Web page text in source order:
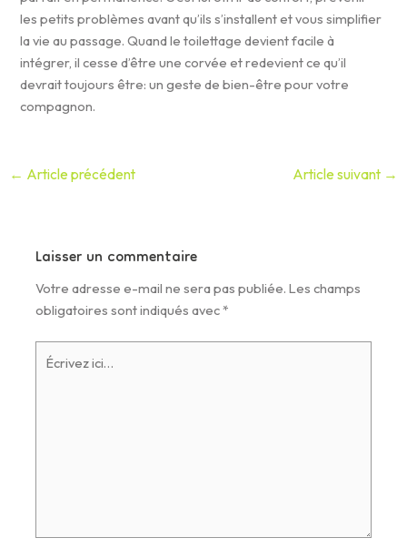
les petits problèmes avant qu’ils s’installent et vous simplifier
la vie au passage. Quand le toilettage devient facile à
intégrer, il cesse d’être une corvée et redevient ce qu’il
devrait toujours être: un geste de bien-être pour votre
compagnon.
← Article précédent Article suivant →
Laisser un commentaire
Votre adresse e-mail ne sera pas publiée. Les champs
obligatoires sont indiqués avec*
Écrivez
ici…